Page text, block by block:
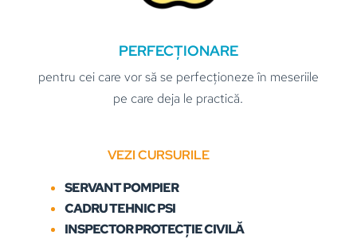
PERFECȚIONARE
pentru cei care vor să se perfecționeze în meseriile
pe care deja le practică.
VEZI CURSURILE
SERVANT POMPIER
CADRU TEHNIC PSI
INSPECTOR PROTECȚIE CIVILĂ